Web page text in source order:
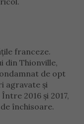
franceze.
din Thionville,
de opt
agravate și
2016 și 2017,
închisoare.